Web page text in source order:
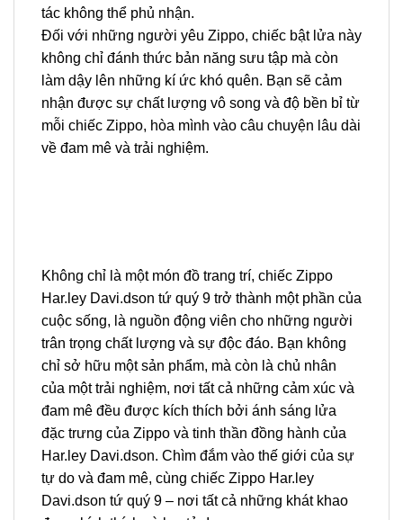
tác không thể phủ nhận.
Đối với những người yêu Zippo, chiếc bật lửa này
không chỉ đánh thức bản năng sưu tập mà còn
làm dậy lên những kí ức khó quên. Bạn sẽ cảm
nhận được sự chất lượng vô song và độ bền bỉ từ
mỗi chiếc Zippo, hòa mình vào câu chuyện lâu dài
về đam mê và trải nghiệm.
Không chỉ là một món đồ trang trí, chiếc Zippo
Har.ley Davi.dson tứ quý 9 trở thành một phần của
cuộc sống, là nguồn động viên cho những người
trân trọng chất lượng và sự độc đáo. Bạn không
chỉ sở hữu một sản phẩm, mà còn là chủ nhân
của một trải nghiệm, nơi tất cả những cảm xúc và
đam mê đều được kích thích bởi ánh sáng lửa
đặc trưng của Zippo và tinh thần đồng hành của
Har.ley Davi.dson. Chìm đắm vào thế giới của sự
tự do và đam mê, cùng chiếc Zippo Har.ley
Davi.dson tứ quý 9 – nơi tất cả những khát khao